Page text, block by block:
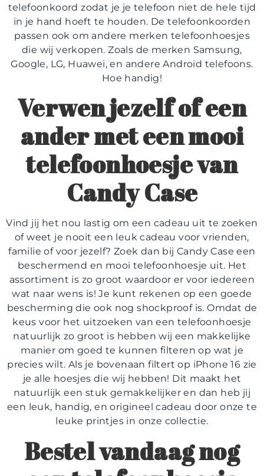
telefoonkoord zodat je je telefoon niet de hele tijd
in je hand hoeft te houden. De telefoonkoorden
passen ook om andere merken telefoonhoesjes
die wij verkopen. Zoals de merken Samsung,
Google, LG, Huawei, en andere Android telefoons.
Hoe handig!
Verwen jezelf of een
ander met een mooi
telefoonhoesje van
Candy Case
Vind jij het nou lastig om een cadeau uit te zoeken
of weet je nooit een leuk cadeau voor vrienden,
familie of voor jezelf? Zoek dan bij Candy Case een
beschermend en mooi telefoonhoesje uit. Het
assortiment is zo groot waardoor er voor iedereen
wat naar wens is! Je kunt rekenen op een goede
bescherming die ook nog shockproof is. Omdat de
keus voor het uitzoeken van een telefoonhoesje
natuurlijk zo groot is hebben wij een makkelijke
manier om goed te kunnen filteren op wat je
precies wilt. Als je bovenaan filtert op iPhone 16 zie
je alle hoesjes die wij hebben! Dit maakt het
natuurlijk een stuk gemakkelijker en dan heb jij
een leuk, handig, en origineel cadeau door onze te
leuke printjes in onze collectie.
Bestel vandaag nog